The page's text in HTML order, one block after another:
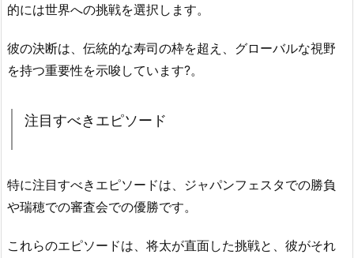
的には世界への挑戦を選択します。
彼の決断は、伝統的な寿司の枠を超え、グローバルな視野
を持つ重要性を示唆しています?。
注目すべきエピソード
特に注目すべきエピソードは、ジャパンフェスタでの勝負
や瑞穂での審査会での優勝です。
これらのエピソードは、将太が直面した挑戦と、彼がそれ